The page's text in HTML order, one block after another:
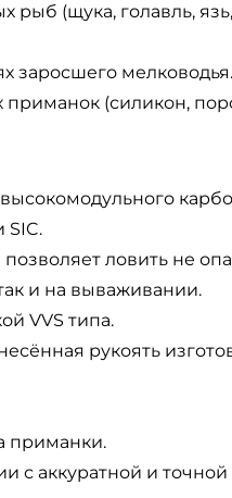
рыб (щука, голавль,
заросшего мелководья.
(силикон,
SIC.
ловить не
и на вываживании.
VVS типа.
рукоять
приманки.
с аккуратной и точной